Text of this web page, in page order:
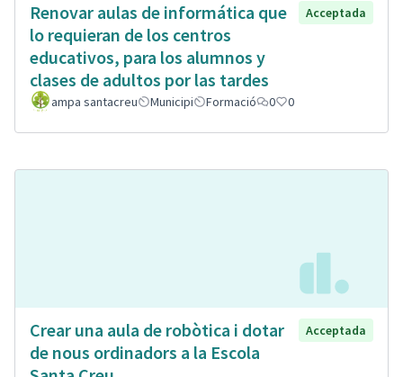
Renovar aulas de informática que
lo requieran de los centros
educativos, para los alumnos y
clases de adultos por las tardes
Acceptada
ampa santacreu Municipi Formació 0 0
Crear una aula de robòtica i dotar
de nous ordinadors a la Escola
Acceptada